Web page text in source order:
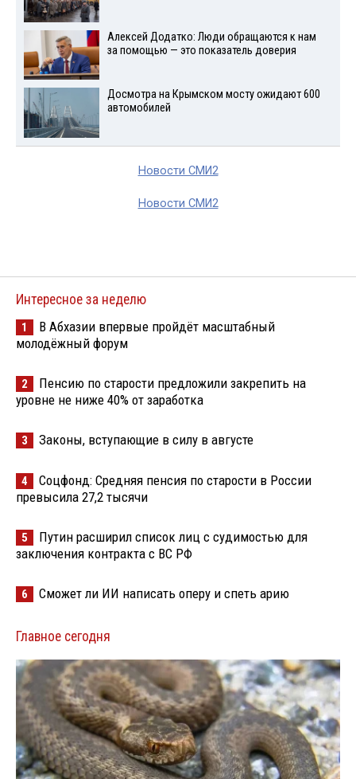
Алексей Додатко: Люди обращаются к нам
за помощью — это показатель доверия
Досмотра на Крымском мосту ожидают 600
автомобилей
Новости СМИ2
Новости СМИ2
Интересное за неделю
1
В Абхазии впервые пройдёт масштабный
молодёжный форум
2
Пенсию по старости предложили закрепить на
уровне не ниже 40% от заработка
3 Законы, вступающие в силу в августе
4
Соцфонд: Средняя пенсия по старости в России
превысила 27,2 тысячи
5
Путин расширил список лиц с судимостью для
заключения контракта с ВС РФ
6 Сможет ли ИИ написать оперу и спеть арию
Главное сегодня